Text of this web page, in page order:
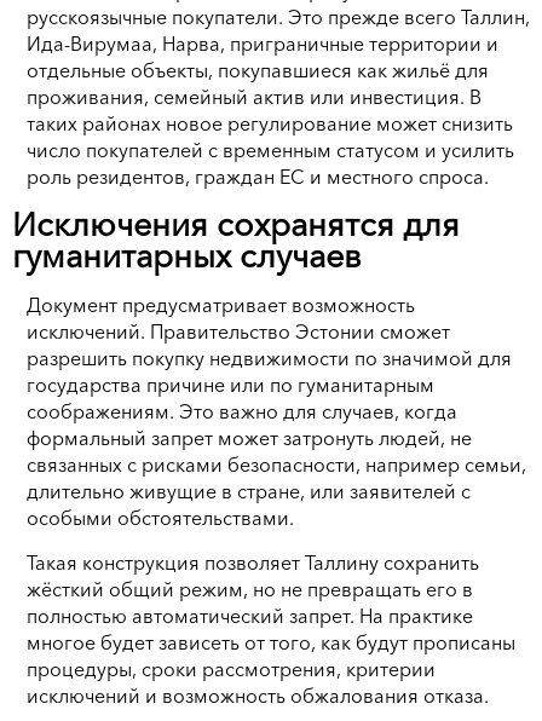
русскоязычные покупатели. Это прежде всего Таллин,
Ида-Вирумаа, Нарва, приграничные территории и
отдельные объекты, покупавшиеся как жильё для
проживания, семейный актив или инвестиция. В
таких районах новое регулирование может снизить
число покупателей с временным статусом и усилить
роль резидентов, граждан ЕС и местного спроса.
Исключения сохранятся для
гуманитарных случаев
Документ предусматривает возможность
исключений. Правительство Эстонии сможет
разрешить покупку недвижимости по значимой для
государства причине или по гуманитарным
соображениям. Это важно для случаев, когда
формальный запрет может затронуть людей, не
связанных с рисками безопасности, например семьи,
длительно живущие в стране, или заявителей с
особыми обстоятельствами.
Такая конструкция позволяет Таллину сохранить
жёсткий общий режим, но не превращать его в
полностью автоматический запрет. На практике
многое будет зависеть от того, как будут прописаны
процедуры, сроки рассмотрения, критерии
исключений и возможность обжалования отказа.